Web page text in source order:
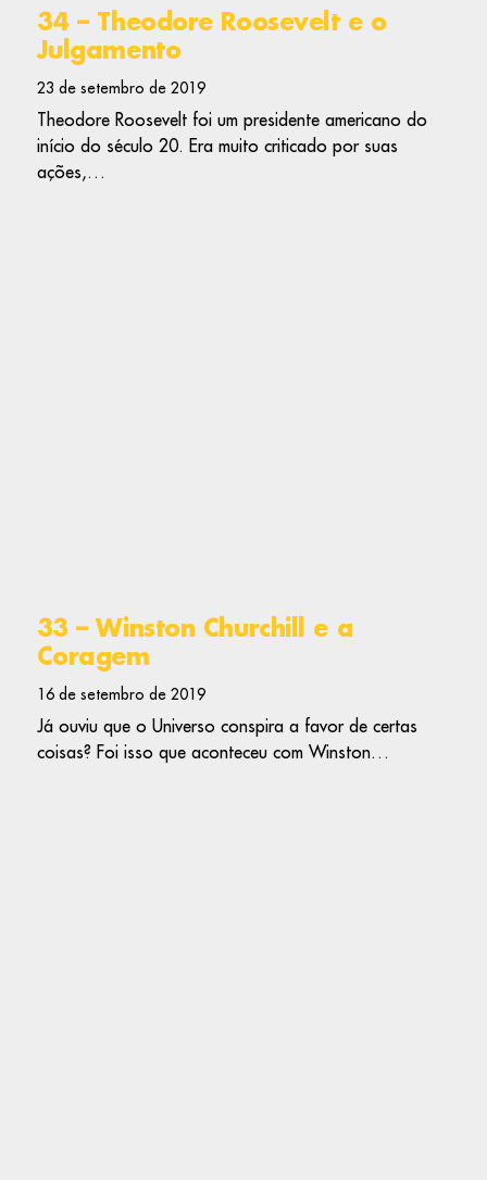
34 – Theodore Roosevelt e o
Julgamento
23 de setembro de 2019
Theodore Roosevelt foi um presidente americano do
início do século 20. Era muito criticado por suas
ações,…
33 – Winston Churchill e a
Coragem
16 de setembro de 2019
Já ouviu que o Universo conspira a favor de certas
coisas? Foi isso que aconteceu com Winston…